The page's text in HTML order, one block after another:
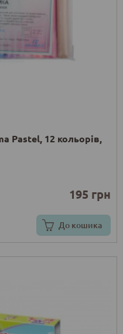
Pastel, 12 кольорів,
195 грн
До кошика